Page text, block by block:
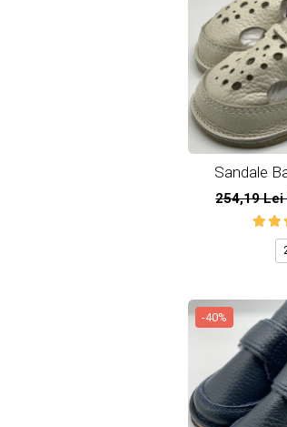
Sandale
254,19 Lei
-40%